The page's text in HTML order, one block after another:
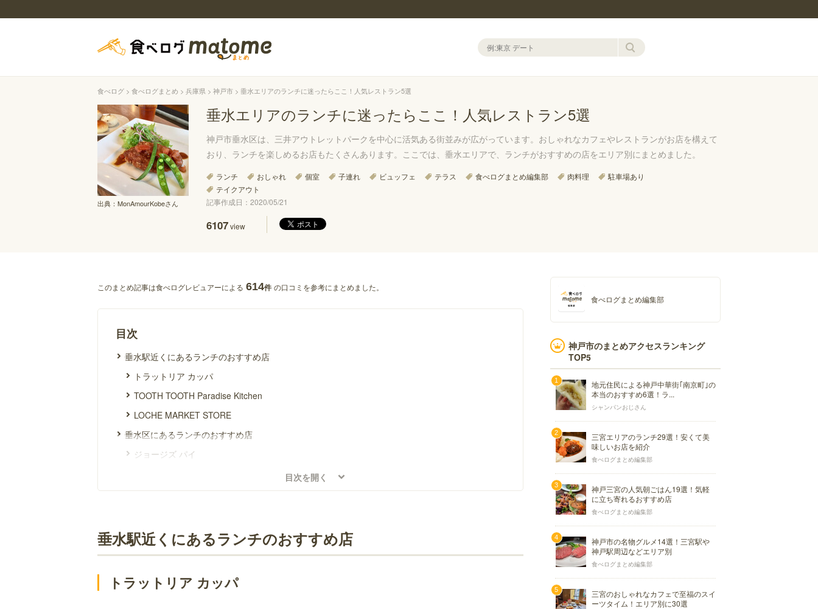
食べログ 食べログまとめ 兵庫県 神戸市 垂水エリアのランチに迷ったらここ！人気レストラン5選
出典： MonAmourKobeさん
垂水エリアのランチに迷ったらここ！人気レストラン5選
神戸市垂水区は、三井アウトレットパークを中心に活気ある街並みが広がっています。おしゃれなカフェやレストランがお店を構えて
おり、ランチを楽しめるお店もたくさんあります。ここでは、垂水エリアで、ランチがおすすめの店をエリア別にまとめました。
ランチ おしゃれ 個室 子連れ ビュッフェ テラス 食べログまとめ編集部 肉料理
駐車場あり
テイクアウト
記事作成日：2020/05/21
6107view
このまとめ記事は食べログレビュアーによる 614件 の口コミを参考にまとめました。
目次
垂水駅近くにあるランチのおすすめ店
トラットリア カッパ
TOOTH TOOTH Paradise Kitchen
LOCHE MARKET STORE
垂水区にあるランチのおすすめ店
ジョージズ パイ
目次を開く
垂水駅近くにあるランチのおすすめ店
トラットリア カッパ
食べログまとめ編集部
神戸市のまとめアクセスランキング
TOP5
地元住民による神戸中華街｢南京町｣の
本当のおすすめ6選！ラ...
シャンパンおじさん
三宮エリアのランチ29選！安くて美
味しいお店を紹介
食べログまとめ編集部
神戸三宮の人気朝ごはん19選！気軽
に立ち寄れるおすすめ店
食べログまとめ編集部
神戸市の名物グルメ14選！三宮駅や
神戸駅周辺などエリア別
食べログまとめ編集部
三宮のおしゃれなカフェで至福のスイ
ーツタイム！エリア別に30選